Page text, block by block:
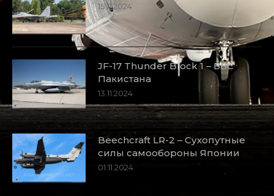
15.11.2024
JF-17 Thunder Block 1 – ВВС
Пакистана
13.11.2024
Beechcraft LR-2 – Сухопутные
силы самообороны Японии
01.11.2024